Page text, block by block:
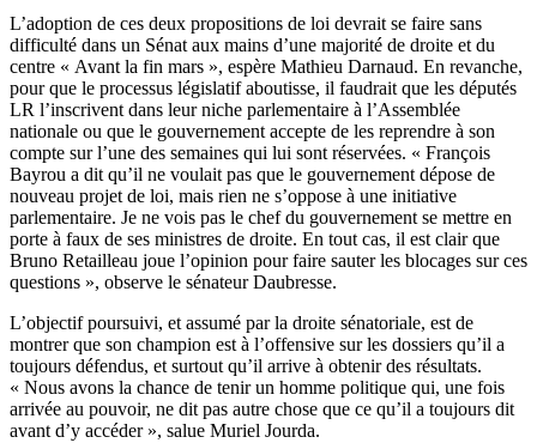
L’adoption de ces deux propositions de loi devrait se faire sans
difficulté dans un Sénat aux mains d’une majorité de droite et du
centre « Avant la fin mars », espère Mathieu Darnaud. En revanche,
pour que le processus législatif aboutisse, il faudrait que les députés
LR l’inscrivent dans leur niche parlementaire à l’Assemblée
nationale ou que le gouvernement accepte de les reprendre à son
compte sur l’une des semaines qui lui sont réservées. « François
Bayrou a dit qu’il ne voulait pas que le gouvernement dépose de
nouveau projet de loi, mais rien ne s’oppose à une initiative
parlementaire. Je ne vois pas le chef du gouvernement se mettre en
porte à faux de ses ministres de droite. En tout cas, il est clair que
Bruno Retailleau joue l’opinion pour faire sauter les blocages sur ces
questions », observe le sénateur Daubresse.
L’objectif poursuivi, et assumé par la droite sénatoriale, est de
montrer que son champion est à l’offensive sur les dossiers qu’il a
toujours défendus, et surtout qu’il arrive à obtenir des résultats.
« Nous avons la chance de tenir un homme politique qui, une fois
arrivée au pouvoir, ne dit pas autre chose que ce qu’il a toujours dit
avant d’y accéder », salue Muriel Jourda.